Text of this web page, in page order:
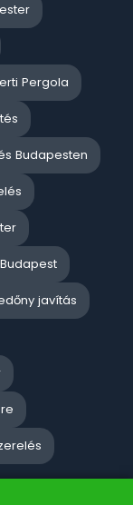
Pergola
Budapesten
javítás